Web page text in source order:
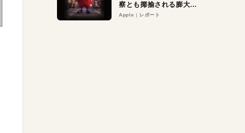
察とも揶揄される膨大な
異議申し立て。対象は非
Apple レポート